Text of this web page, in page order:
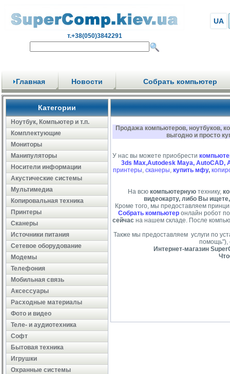
т.+38(050)3842291
UA
Главная Новости Собрать компьютер
Категории
Ноутбук, Компьютер и т.п.
Комплектующие
Мониторы
Манипуляторы
Носители информации
Акустические системы
Мультимедиа
Копировальная техника
Принтеры
Сканеры
Источники питания
Сетевое оборудование
Модемы
Телефония
Мобильная связь
Аксессуары
Расходные материалы
Фото и видео
Теле- и аудиотехника
Софт
Бытовая техника
Игрушки
Охранные системы
Продажа компьютеров, ноутбуков,
выгодно и просто
У нас вы можете приобрести
3ds Max,Autodesk Maya, AutoCAD,
принтеры, сканеры, купить мфу,
На всю компьютерную технику,
видеокарту, либо Вы
Кроме того, мы предоставляем
Собрать компьютеронлайн робот
сейчас на нашем складе. После
Также мы предоставляем услуги по
помощь"),
Интернет-магазин